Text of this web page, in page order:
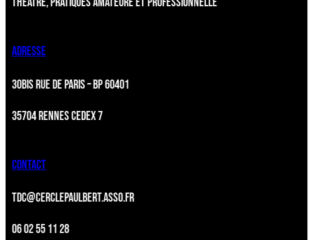
ADRESSE
30BIS RUE DE PARIS – BP 60401
35704 RENNES CEDEX 7
CONTACT
TDC@CERCLEPAULBERT.ASSO.FR
06 02 55 11 28